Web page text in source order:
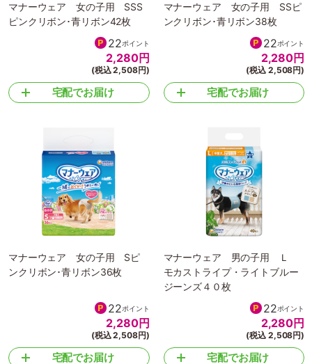
マナーウェア 女の子用 SSS
ピンクリボン･青リボン42枚
22ポイント
2,280円
(税込 2,508円)
宅配でお届け
マナーウェア 女の子用 SSピ
ンクリボン･青リボン38枚
22ポイント
2,280円
(税込 2,508円)
宅配でお届け
マナーウェア 女の子用 Sピ
ンクリボン･青リボン36枚
22ポイント
2,280円
(税込 2,508円)
宅配でお届け
マナーウェア 男の子用 Ｌ
モカストライプ・ライトブルー
ジーンズ４０枚
22ポイント
2,280円
(税込 2,508円)
宅配でお届け